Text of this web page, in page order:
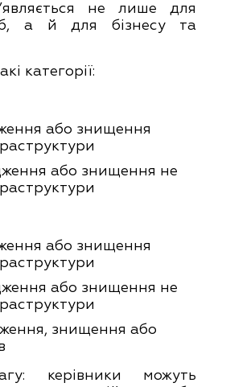
не лише для
а й для бізнесу та
категорії:
або знищення
або знищення не
або знищення
або знищення не
знищення або
керівники можуть